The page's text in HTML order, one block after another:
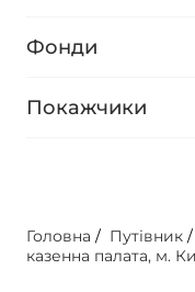
Фонди
Покажчики
Головна / Путівник /
казенна палата, м.